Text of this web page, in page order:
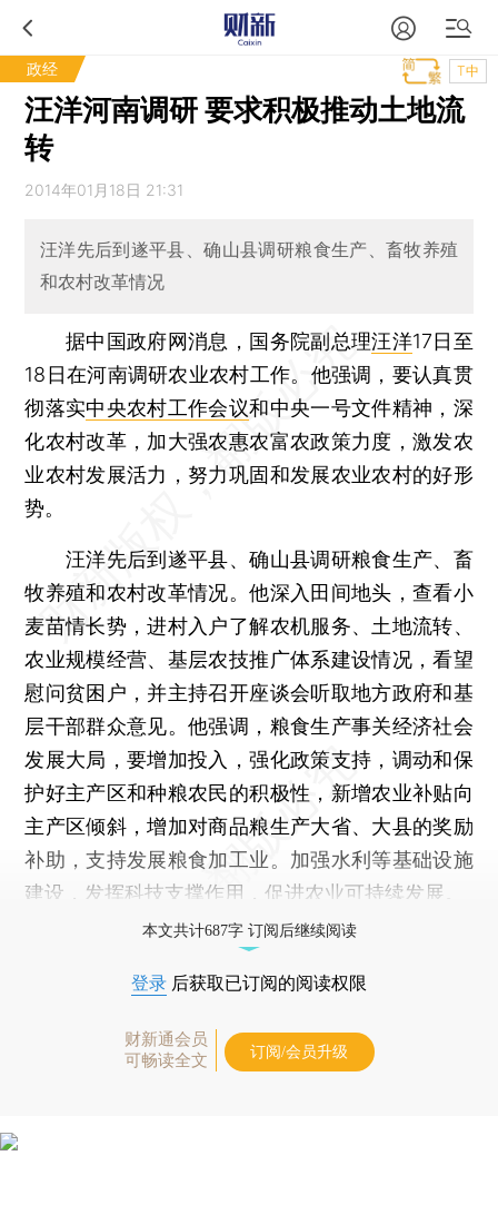
政经 T中
汪洋河南调研 要求积极推动土地流
转
2014年01月18日 21:31
汪洋先后到遂平县、确山县调研粮食生产、畜牧养殖
和农村改革情况
据中国政府网消息，国务院副总理汪洋17日至
18日在河南调研农业农村工作。他强调，要认真贯
彻落实中央农村工作会议和中央一号文件精神，深
化农村改革，加大强农惠农富农政策力度，激发农
业农村发展活力，努力巩固和发展农业农村的好形
势。
汪洋先后到遂平县、确山县调研粮食生产、畜
牧养殖和农村改革情况。他深入田间地头，查看小
麦苗情长势，进村入户了解农机服务、土地流转、
农业规模经营、基层农技推广体系建设情况，看望
慰问贫困户，并主持召开座谈会听取地方政府和基
层干部群众意见。他强调，粮食生产事关经济社会
发展大局，要增加投入，强化政策支持，调动和保
护好主产区和种粮农民的积极性，新增农业补贴向
主产区倾斜，增加对商品粮生产大省、大县的奖励
补助，支持发展粮食加工业。加强水利等基础设施
建设，发挥科技支撑作用，促进农业可持续发展。
本文共计687字 订阅后继续阅读
登录 后获取已订阅的阅读权限
财新通会员
可畅读全文
订阅/会员升级